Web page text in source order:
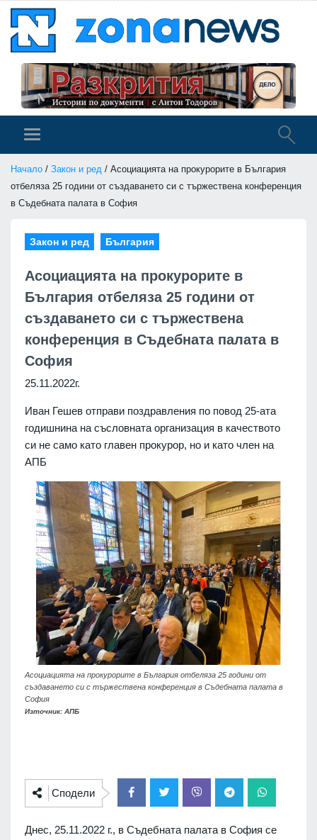
Начало / Закон и ред / Асоциацията на прокурорите в България
отбеляза 25 години от създаването си с тържествена конференция
в Съдебната палата в София
Закон и ред България
Асоциацията на прокурорите в
България отбеляза 25 години от
създаването си с тържествена
конференция в Съдебната палата в
София
25.11.2022г.
Иван Гешев отправи поздравления по повод 25-ата
годишнина на съсловната организация в качеството
си не само като главен прокурор, но и като член на
АПБ
Асоциацията на прокурорите в България отбеляза 25 години от
създаването си с тържествена конференция в Съдебната палата в
София
Източник: АПБ
Сподели
Днес, 25.11.2022 г., в Съдебната палата в София се